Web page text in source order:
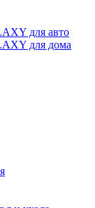
для авто
для дома